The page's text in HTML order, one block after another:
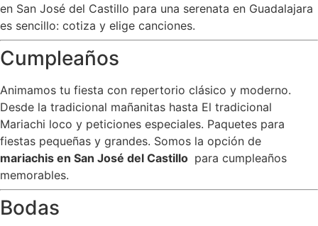
en San José del Castillo para una serenata en Guadalajara
es sencillo: cotiza y elige canciones.
Cumpleaños
Animamos tu fiesta con repertorio clásico y moderno.
Desde la tradicional mañanitas hasta El tradicional
Mariachi loco y peticiones especiales. Paquetes para
fiestas pequeñas y grandes. Somos la opción de
mariachis en San José del Castillo para cumpleaños
memorables.
Bodas